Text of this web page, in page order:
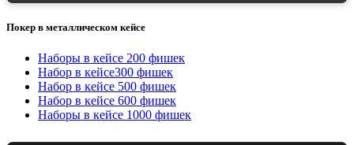
Покер в металлическом кейсе
Наборы в кейсе 200 фишек
Набор в кейсе300 фишек
Набор в кейсе 500 фишек
Набор в кейсе 600 фишек
Наборы в кейсе 1000 фишек